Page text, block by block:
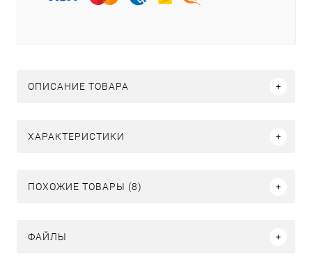
ОПИСАНИЕ ТОВАРА
ХАРАКТЕРИСТИКИ
ПОХОЖИЕ ТОВАРЫ (8)
ФАЙЛЫ